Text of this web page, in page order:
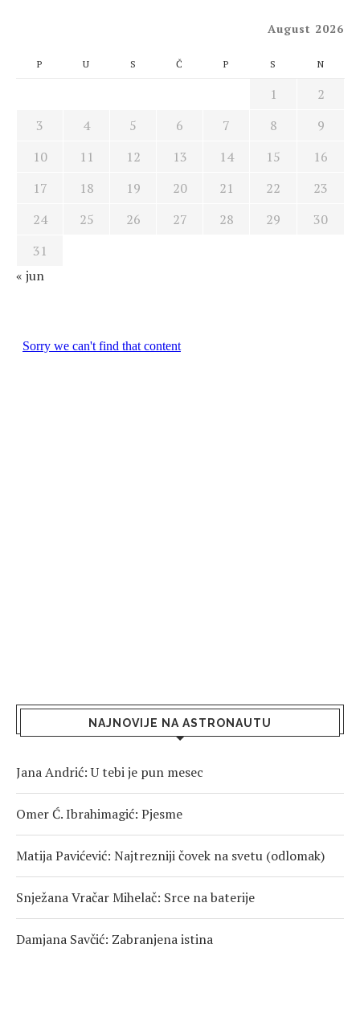
August 2026
P U S Č P S N
1
2
3
4 5 6 7 8
9
10
11 12 13 14 15
16
17
18 19 20 21 22
23
24
25 26 27 28 29
30
31
« jun
NAJNOVIJE NA ASTRONAUTU
Jana Andrić: U tebi je pun mesec
Omer Ć. Ibrahimagić: Pjesme
Matija Pavićević: Najtrezniji čovek na svetu (odlomak)
Snježana Vračar Mihelač: Srce na baterije
Damjana Savčić: Zabranjena istina